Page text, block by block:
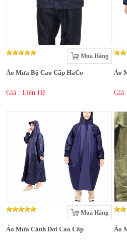
Mua Hàng
Áo Mưa Bộ Cao Cấp HaCo
Giá : Liên Hệ
Áo
Giá
Mua Hàng
Áo Mưa Cánh Dơi Cao Cấp Áo